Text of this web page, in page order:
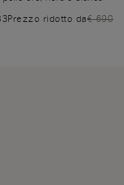
Prezzo ridotto da€ 690